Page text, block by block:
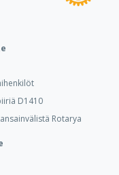
D1410
Rotarya